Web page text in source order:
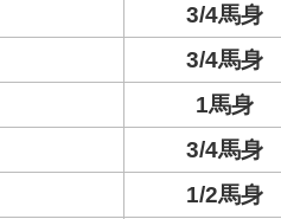
3/4馬身
3/4馬身
1馬身
3/4馬身
1/2馬身